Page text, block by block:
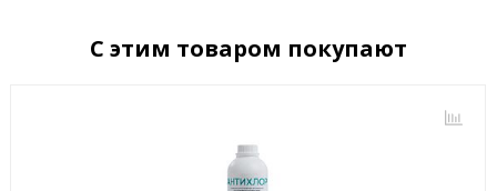
С этим товаром покупают